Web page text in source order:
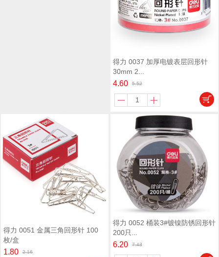
得力 0037 加厚电镀表层回形针
30mm 2...
4.60 5.52
得力 0051 金属三角回形针 100
枚/盒
1.80 2.16
得力 0052 桶装3#镀镍防锈回形针
200只...
6.20 7.43